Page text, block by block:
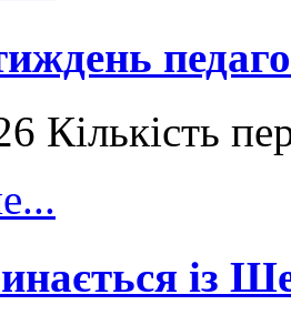
Кількість
із